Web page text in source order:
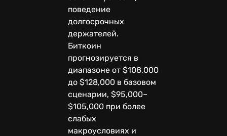
поведение
долгосрочных
держателей.
Биткоин
прогнозируется в
диапазоне от $108,000
до $128,000 в базовом
сценарии, $95,000–
$105,000 при более
слабых
макроусловиях и